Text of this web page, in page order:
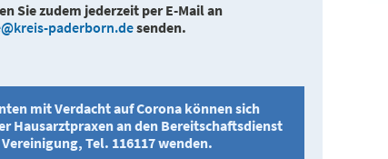
Sie zudem jederzeit per E-Mail an
paderborn.desenden.
mit Verdacht auf Corona können sich
Hausarztpraxen an den Bereitschaftsdienst
Tel. 116117 wenden.